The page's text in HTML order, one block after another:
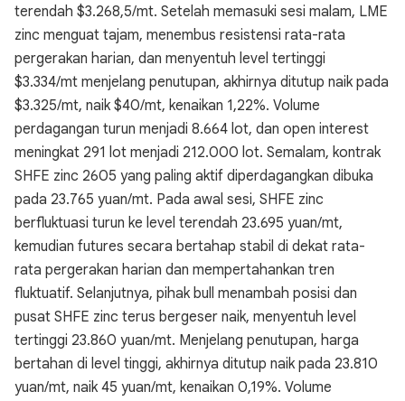
terendah $3.268,5/mt. Setelah memasuki sesi malam, LME
zinc menguat tajam, menembus resistensi rata-rata
pergerakan harian, dan menyentuh level tertinggi
$3.334/mt menjelang penutupan, akhirnya ditutup naik pada
$3.325/mt, naik $40/mt, kenaikan 1,22%. Volume
perdagangan turun menjadi 8.664 lot, dan open interest
meningkat 291 lot menjadi 212.000 lot. Semalam, kontrak
SHFE zinc 2605 yang paling aktif diperdagangkan dibuka
pada 23.765 yuan/mt. Pada awal sesi, SHFE zinc
berfluktuasi turun ke level terendah 23.695 yuan/mt,
kemudian futures secara bertahap stabil di dekat rata-
rata pergerakan harian dan mempertahankan tren
fluktuatif. Selanjutnya, pihak bull menambah posisi dan
pusat SHFE zinc terus bergeser naik, menyentuh level
tertinggi 23.860 yuan/mt. Menjelang penutupan, harga
bertahan di level tinggi, akhirnya ditutup naik pada 23.810
yuan/mt, naik 45 yuan/mt, kenaikan 0,19%. Volume